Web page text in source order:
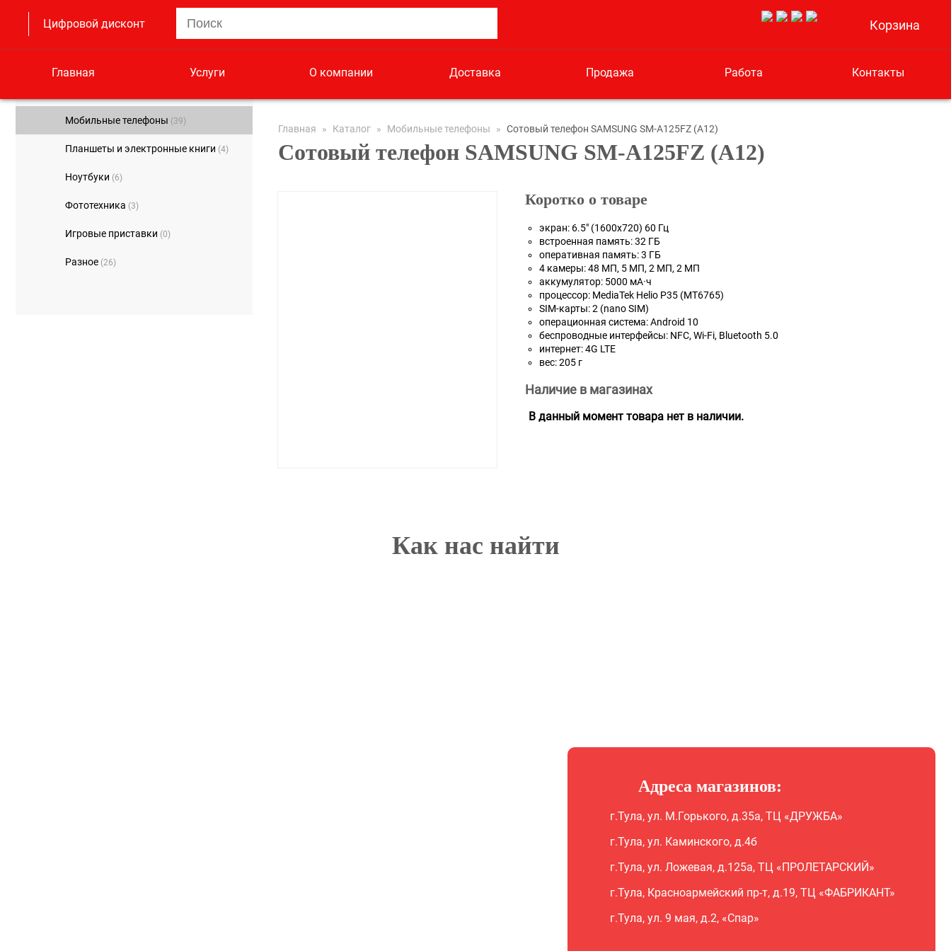
Цифровой дисконт Корзина
Главная Услуги О компании Доставка Продажа Работа Контакты
Мобильные телефоны (39)
Планшеты и электронные книги (4)
Ноутбуки (6)
Фототехника (3)
Игровые приставки (0)
Разное (26)
Главная » Каталог » Мобильные телефоны » Сотовый телефон SAMSUNG SM-A125FZ (А12)
Сотовый телефон SAMSUNG SM-A125FZ (А12)
Коротко о товаре
экран: 6.5" (1600x720) 60 Гц
встроенная память: 32 ГБ
оперативная память: 3 ГБ
4 камеры: 48 МП, 5 МП, 2 МП, 2 МП
аккумулятор: 5000 мА·ч
процессор: MediaTek Helio P35 (MT6765)
SIM-карты: 2 (nano SIM)
операционная система: Android 10
беспроводные интерфейсы: NFC, Wi-Fi, Bluetooth 5.0
интернет: 4G LTE
вес: 205 г
Наличие в магазинах
В данный момент товара нет в наличии.
Как нас найти
Адреса магазинов:
г.Тула, ул. М.Горького, д.35а, ТЦ «ДРУЖБА»
г.Тула, ул. Каминского, д.4б
г.Тула, ул. Ложевая, д.125а, ТЦ «ПРОЛЕТАРСКИЙ»
г.Тула, Красноармейский пр-т, д.19, ТЦ «ФАБРИКАНТ»
г.Тула, ул. 9 мая, д.2, «Спар»